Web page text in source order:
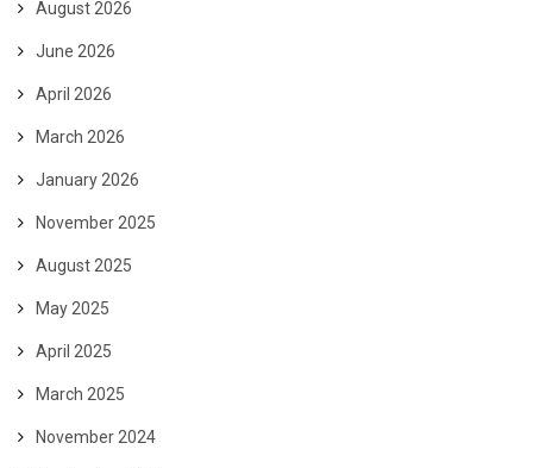
August 2026
June 2026
April 2026
March 2026
January 2026
November 2025
August 2025
May 2025
April 2025
March 2025
November 2024